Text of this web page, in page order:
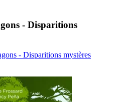
- Disparitions
- Disparitions mystères